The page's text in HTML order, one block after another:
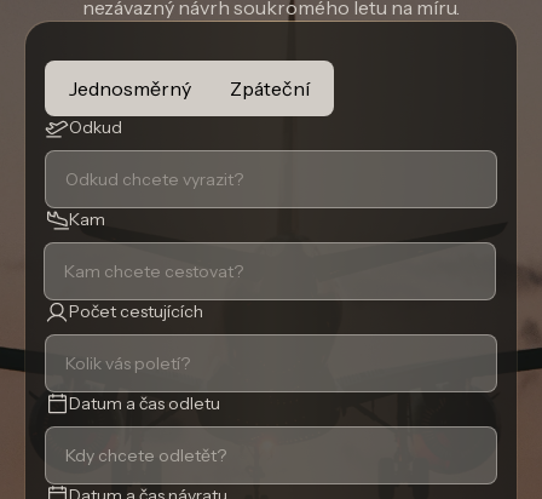
nezávazný návrh soukromého letu na míru.
Jednosměrný Zpáteční
Odkud
Kam
Počet cestujících
Datum a čas odletu